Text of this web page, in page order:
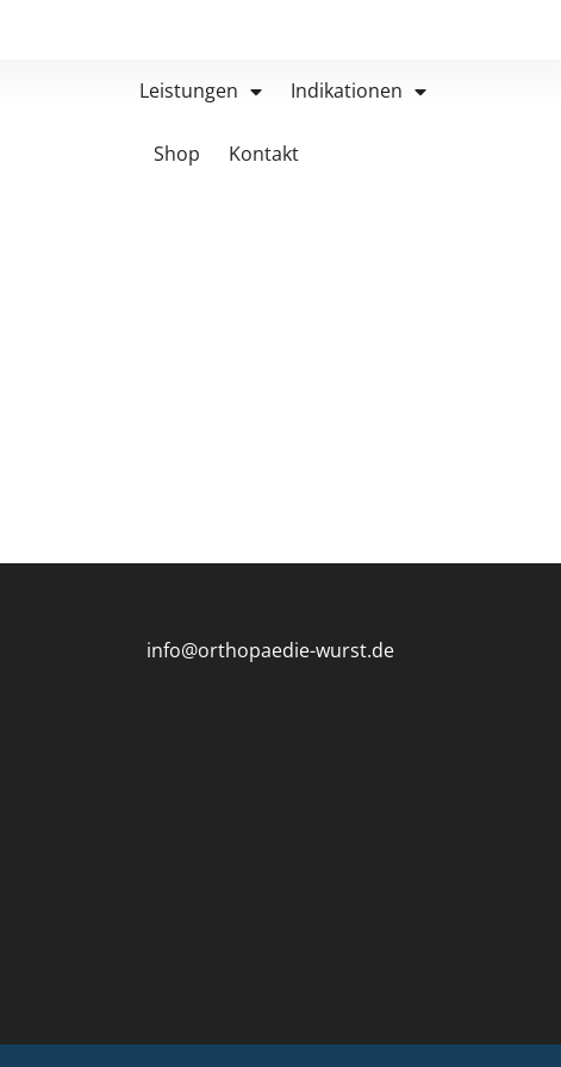
Leistungen Indikationen
Shop Kontakt
info@orthopaedie-wurst.de